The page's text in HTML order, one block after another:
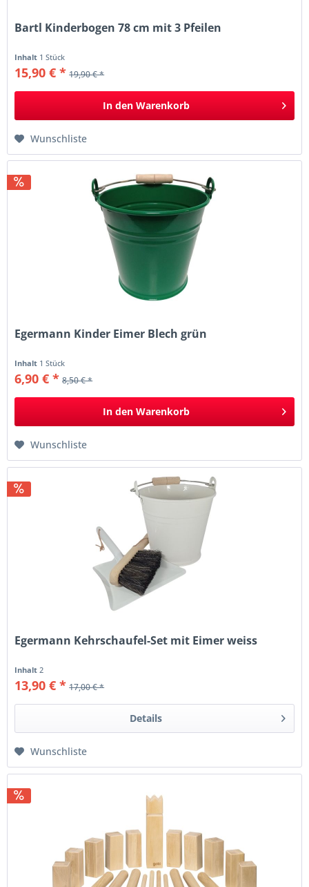
Bartl Kinderbogen 78 cm mit 3 Pfeilen
Inhalt 1 Stück
15,90 € * 19,90 € *
In den Warenkorb
Wunschliste
Egermann Kinder Eimer Blech grün
Inhalt 1 Stück
6,90 € * 8,50 € *
In den Warenkorb
Wunschliste
Egermann Kehrschaufel-Set mit Eimer weiss
Inhalt2
13,90 € * 17,00 € *
Details
Wunschliste